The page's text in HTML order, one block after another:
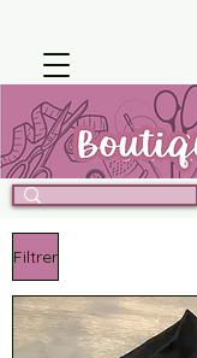
Filtrer